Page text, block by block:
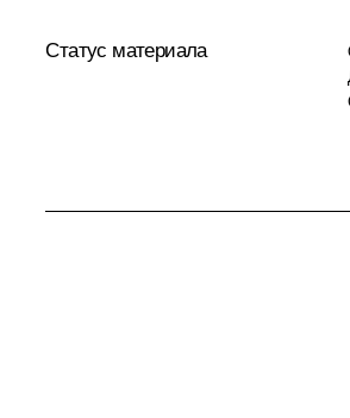
Статус материала